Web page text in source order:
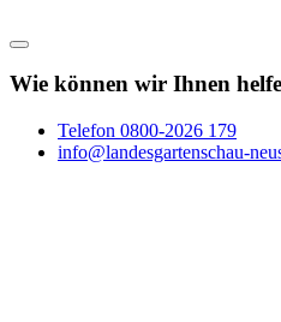
Wie können wir Ihnen
Telefon 0800-2026 179
info@landesgartenschau-